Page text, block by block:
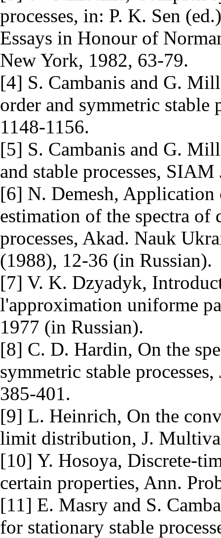
processes, in: P. K. Sen
Essays in Honour of
New York, 1982, 63-79.
[4] S. Cambanis and G.
order and symmetric stable
1148-1156.
[5] S. Cambanis and G.
and stable processes,
[6] N. Demesh,
estimation of the spectra of
processes, Akad. Nauk
(1988), 12-36 (in Russian).
[7] V. K. Dzyadyk,
l'approximation uniforme
1977 (in Russian).
[8] C. D. Hardin, On the
symmetric stable
385-401.
[9] L. Heinrich, On the
limit distribution, J.
[10] Y. Hosoya, Discrete-
certain properties, Ann.
[11] E. Masry and S.
for stationary stable